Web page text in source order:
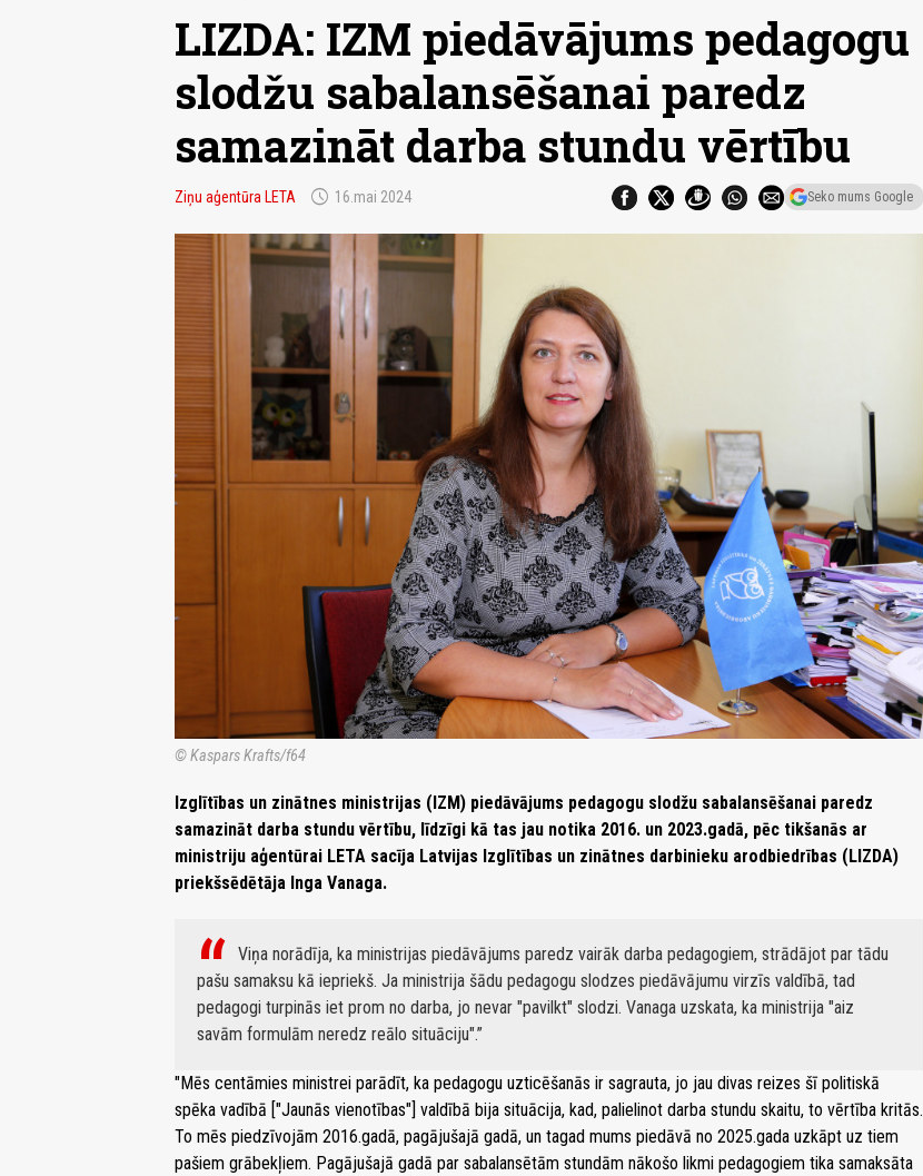
LIZDA: IZM piedāvājums pedagogu
slodžu sabalansēšanai paredz
samazināt darba stundu vērtību
Ziņu aģentūra LETA schedule 16.mai 2024 Seko mums Google
© Kaspars Krafts/f64
Izglītības un zinātnes ministrijas (IZM) piedāvājums pedagogu slodžu sabalansēšanai paredz
samazināt darba stundu vērtību, līdzīgi kā tas jau notika 2016. un 2023.gadā, pēc tikšanās ar
ministriju aģentūrai LETA sacīja Latvijas Izglītības un zinātnes darbinieku arodbiedrības (LIZDA)
priekšsēdētāja Inga Vanaga.
Viņa norādīja, ka ministrijas piedāvājums paredz vairāk darba pedagogiem, strādājot par tādu
pašu samaksu kā iepriekš. Ja ministrija šādu pedagogu slodzes piedāvājumu virzīs valdībā, tad
pedagogi turpinās iet prom no darba, jo nevar "pavilkt" slodzi. Vanaga uzskata, ka ministrija "aiz
savām formulām neredz reālo situāciju".
"Mēs centāmies ministrei parādīt, ka pedagogu uzticēšanās ir sagrauta, jo jau divas reizes šī politiskā
spēka vadībā ["Jaunās vienotības"] valdībā bija situācija, kad, palielinot darba stundu skaitu, to vērtība kritās.
To mēs piedzīvojām 2016.gadā, pagājušajā gadā, un tagad mums piedāvā no 2025.gada uzkāpt uz tiem
pašiem grābekļiem. Pagājušajā gadā par sabalansētām stundām nākošo likmi pedagogiem tika samaksāta